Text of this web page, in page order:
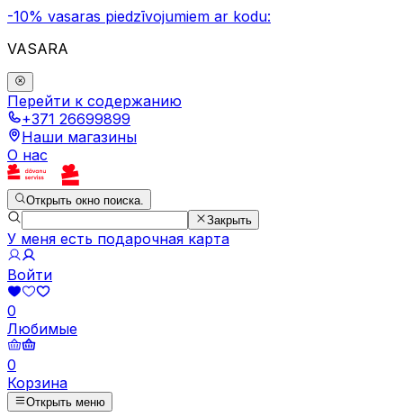
-10% vasaras piedzīvojumiem ar kodu:
VASARA
Перейти к содержанию
+371 26699899
Наши магазины
О нас
Открыть окно поиска.
Закрыть
У меня есть подарочная карта
Войти
0
Любимые
0
Корзина
Открыть меню